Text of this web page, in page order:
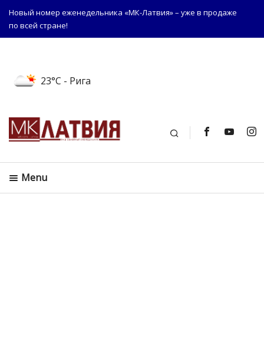
Новый номер еженедельника «МК-Латвия» – уже в продаже
по всей стране!
23°C - Рига
Поиск
Menu